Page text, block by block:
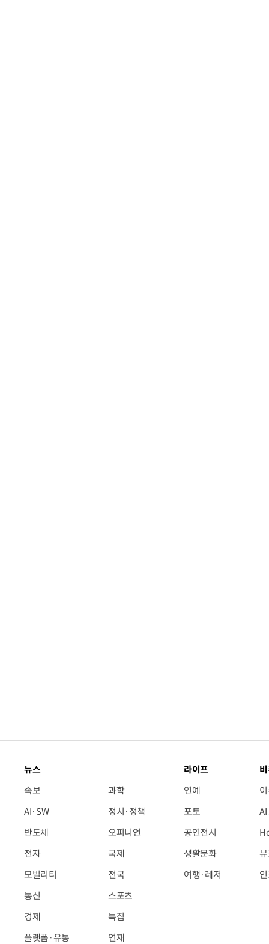
뉴스
속보
AI·SW
반도체
전자
모빌리티
통신
경제
플랫폼·유통
과학
정치·정책
오피니언
국제
전국
스포츠
특집
연재
라이프
연예
포토
공연전시
생활문화
여행·레저